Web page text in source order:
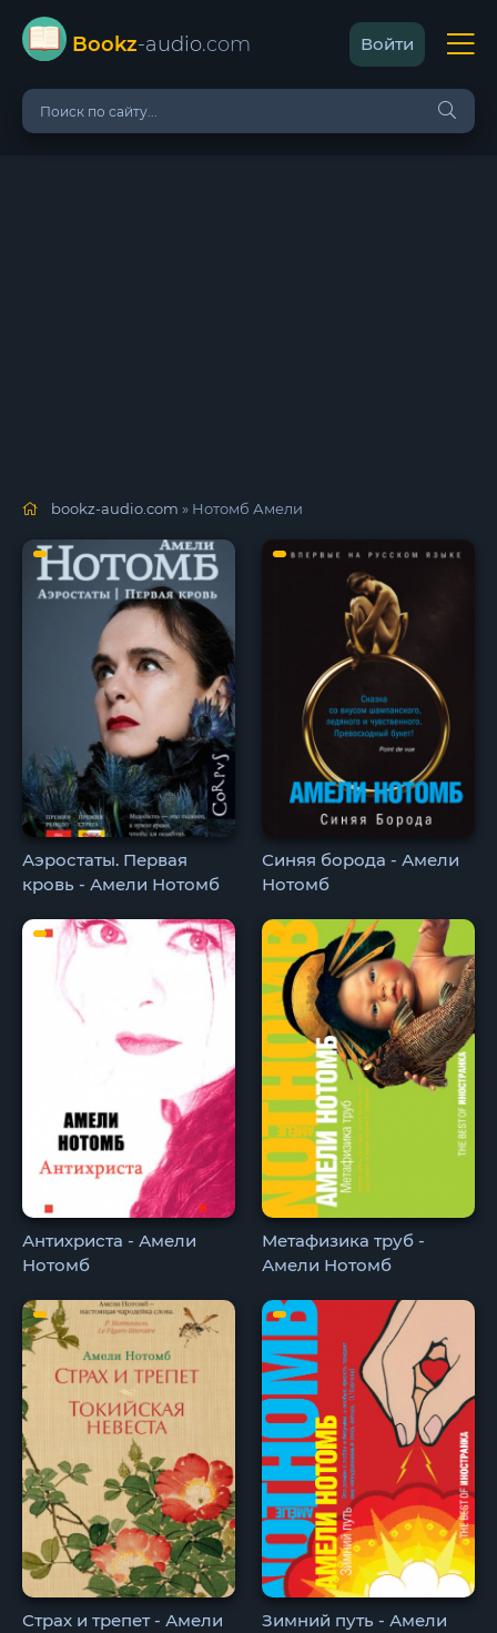
Bookz-audio.com Войти
bookz-audio.com » Нотомб Амели
Аэростаты. Первая
кровь - Амели Нотомб
Синяя борода - Амели
Нотомб
Антихриста - Амели
Нотомб
Метафизика труб -
Амели Нотомб
Страх и трепет - Амели
Зимний путь - Амели